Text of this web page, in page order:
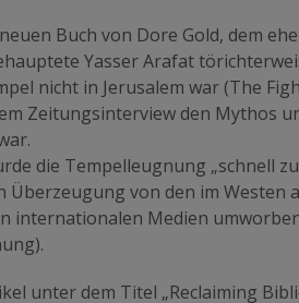
Buch von Dore Gold, dem
Yasser Arafat
nicht in Jerusalem war (The
Zeitungsinterview den Mythos
die Tempelleugnung „schnell
Überzeugung von den im Westen
internationalen Medien
unter dem Titel „Reclaiming